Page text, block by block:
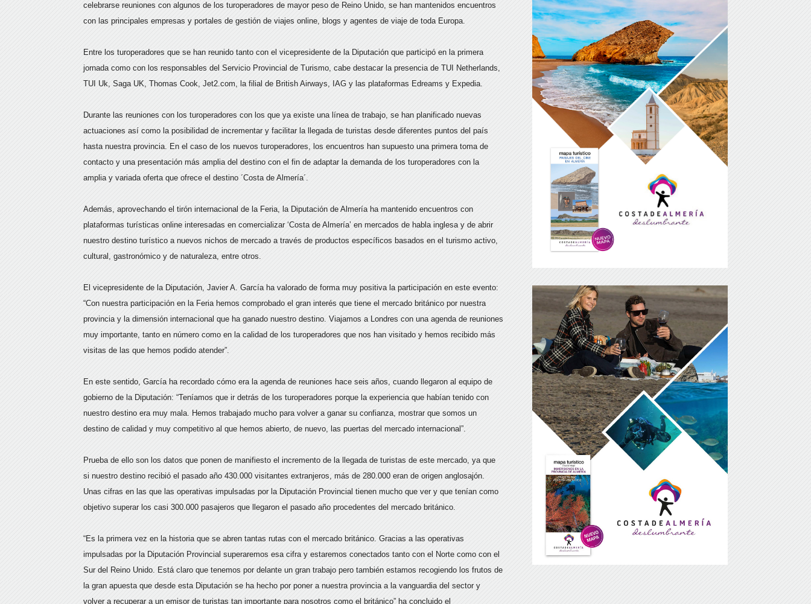
celebrarse reuniones con algunos de los turoperadores de mayor peso de Reino Unido, se han mantenidos encuentros
con las principales empresas y portales de gestión de viajes online, blogs y agentes de viaje de toda Europa.
Entre los turoperadores que se han reunido tanto con el vicepresidente de la Diputación que participó en la primera
jornada como con los responsables del Servicio Provincial de Turismo, cabe destacar la presencia de TUI Netherlands,
TUI Uk, Saga UK, Thomas Cook, Jet2.com, la filial de British Airways, IAG y las plataformas Edreams y Expedia.
Durante las reuniones con los turoperadores con los que ya existe una línea de trabajo, se han planificado nuevas
actuaciones así como la posibilidad de incrementar y facilitar la llegada de turistas desde diferentes puntos del país
hasta nuestra provincia. En el caso de los nuevos turoperadores, los encuentros han supuesto una primera toma de
contacto y una presentación más amplia del destino con el fin de adaptar la demanda de los turoperadores con la
amplia y variada oferta que ofrece el destino ´Costa de Almería´.
Además, aprovechando el tirón internacional de la Feria, la Diputación de Almería ha mantenido encuentros con
plataformas turísticas online interesadas en comercializar ‘Costa de Almería’ en mercados de habla inglesa y de abrir
nuestro destino turístico a nuevos nichos de mercado a través de productos específicos basados en el turismo activo,
cultural, gastronómico y de naturaleza, entre otros.
El vicepresidente de la Diputación, Javier A. García ha valorado de forma muy positiva la participación en este evento:
“Con nuestra participación en la Feria hemos comprobado el gran interés que tiene el mercado británico por nuestra
provincia y la dimensión internacional que ha ganado nuestro destino. Viajamos a Londres con una agenda de reuniones
muy importante, tanto en número como en la calidad de los turoperadores que nos han visitado y hemos recibido más
visitas de las que hemos podido atender”.
En este sentido, García ha recordado cómo era la agenda de reuniones hace seis años, cuando llegaron al equipo de
gobierno de la Diputación: “Teníamos que ir detrás de los turoperadores porque la experiencia que habían tenido con
nuestro destino era muy mala. Hemos trabajado mucho para volver a ganar su confianza, mostrar que somos un
destino de calidad y muy competitivo al que hemos abierto, de nuevo, las puertas del mercado internacional”.
Prueba de ello son los datos que ponen de manifiesto el incremento de la llegada de turistas de este mercado, ya que
si nuestro destino recibió el pasado año 430.000 visitantes extranjeros, más de 280.000 eran de origen anglosajón.
Unas cifras en las que las operativas impulsadas por la Diputación Provincial tienen mucho que ver y que tenían como
objetivo superar los casi 300.000 pasajeros que llegaron el pasado año procedentes del mercado británico.
“Es la primera vez en la historia que se abren tantas rutas con el mercado británico. Gracias a las operativas
impulsadas por la Diputación Provincial superaremos esa cifra y estaremos conectados tanto con el Norte como con el
Sur del Reino Unido. Está claro que tenemos por delante un gran trabajo pero también estamos recogiendo los frutos de
la gran apuesta que desde esta Diputación se ha hecho por poner a nuestra provincia a la vanguardia del sector y
volver a recuperar a un emisor de turistas tan importante para nosotros como el británico” ha concluido el